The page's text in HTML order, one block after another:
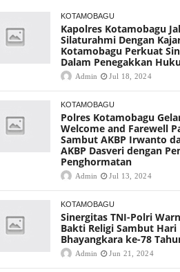
KOTAMOBAGU
Kapolres Kotamobagu
Silaturahmi Dengan
Kotamobagu Perkuat
Dalam Penegakkan
Admin Jul 18, 2024
KOTAMOBAGU
Polres Kotamobagu
Welcome and Farewell
Sambut AKBP Irwanto
AKBP Dasveri dengan
Penghormatan
Admin Jul 13, 2024
KOTAMOBAGU
Sinergitas TNI-Polri
Bakti Religi Sambut Hari
Bhayangkara ke-78
Admin Jun 21, 2024